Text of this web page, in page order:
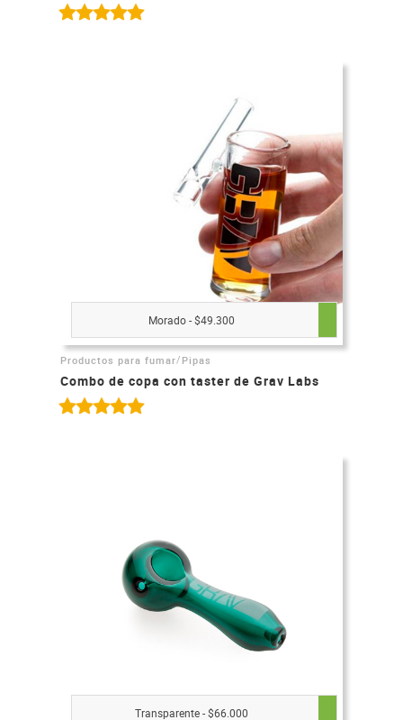
Morado - $49.300
Productos para fumar/ Pipas
Combo de copa con taster de Grav Labs
Transparente - $66.000